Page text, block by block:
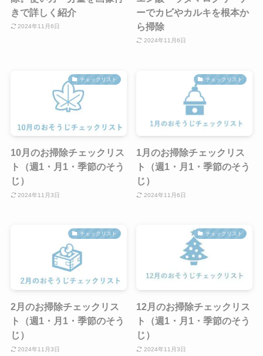
きで詳しく紹介
2024年11月6日
ーでカビやカルキを根本か
ら掃除
2024年11月6日
チェックリスト
10月のお掃除チェックリス
ト（週1・月1・季節のそう
じ）
2024年11月3日
チェックリスト
1月のお掃除チェックリス
ト（週1・月1・季節のそう
じ）
2024年11月6日
チェックリスト
2月のお掃除チェックリス
ト（週1・月1・季節のそう
じ）
2024年11月3日
チェックリスト
12月のお掃除チェックリス
ト（週1・月1・季節のそう
じ）
2024年11月3日